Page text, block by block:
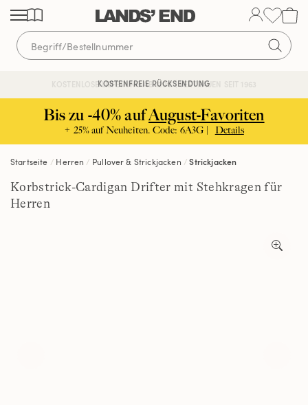
Direkt
zum
Inhalt
Direkt
zur
Navigation
Direkt
zur
Suche
KOSTENLOSE LIEFERUNG AB 120€ | VERTRAUEN SEIT 1963
KOSTENFREIE RÜCKSENDUNG
Bis zu -40% aufAugust-Favoriten
+ 25% auf Neuheiten. Code: 6A3G | Details
Startseite Herren Pullover & Strickjacken Strickjacken
Korbstrick-Cardigan Drifter mit Stehkragen für
Herren